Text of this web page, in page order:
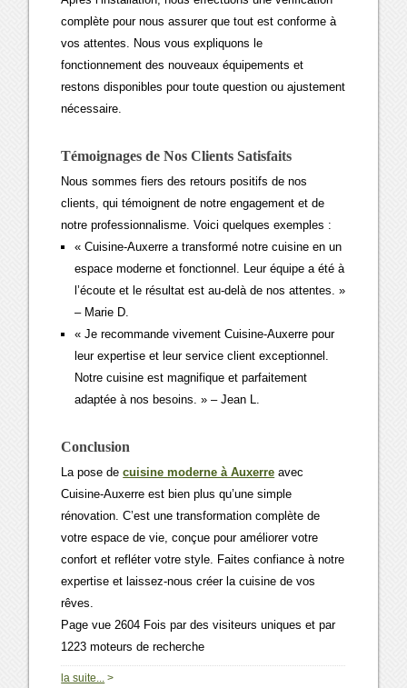
complète pour nous assurer que tout est conforme à
vos attentes. Nous vous expliquons le
fonctionnement des nouveaux équipements et
restons disponibles pour toute question ou ajustement
nécessaire.
Témoignages de Nos Clients Satisfaits
Nous sommes fiers des retours positifs de nos
clients, qui témoignent de notre engagement et de
notre professionnalisme. Voici quelques exemples :
« Cuisine-Auxerre a transformé notre cuisine en un
espace moderne et fonctionnel. Leur équipe a été à
l’écoute et le résultat est au-delà de nos attentes. »
– Marie D.
« Je recommande vivement Cuisine-Auxerre pour
leur expertise et leur service client exceptionnel.
Notre cuisine est magnifique et parfaitement
adaptée à nos besoins. » – Jean L.
Conclusion
La pose decuisine moderne à Auxerre avec
Cuisine-Auxerre est bien plus qu’une simple
rénovation. C’est une transformation complète de
votre espace de vie, conçue pour améliorer votre
confort et refléter votre style. Faites confiance à notre
expertise et laissez-nous créer la cuisine de vos
rêves.
Page vue 2604 Fois par des visiteurs uniques et par
1223 moteurs de recherche
la suite... >